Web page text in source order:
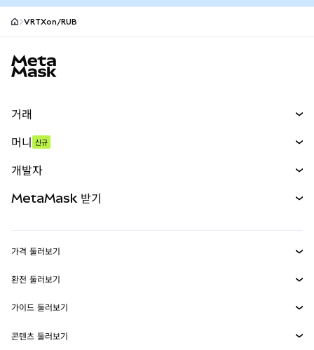
VRTXon/RUB
거래
무기한 선물
실물자산
머니 신규
개발자
MetaMask Connect
Snaps
웹3 서비스
MetaMask 받기
보안
고객 지원
가격 둘러보기
이더리움 가격
솔라나 가격
환전 둘러보기
ETH를 USD로 환전
USDT를 INR로 환전
가이드 둘러보기
ETH 매수
콘텐츠 둘러보기